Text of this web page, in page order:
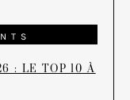
: LE TOP 10 À